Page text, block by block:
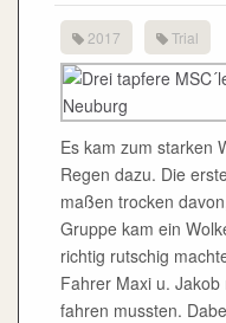
2017 Trial
Es kam zum starken
Regen dazu. Die
maßen trocken
Gruppe kam ein
richtig rutschig
Fahrer Maxi u.
fahren mussten.